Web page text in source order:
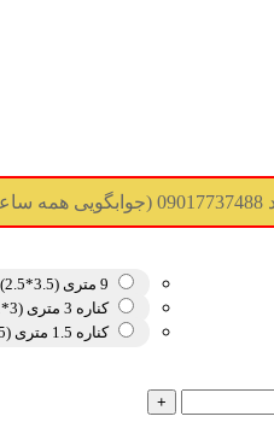
9 متری (3.5*2.5)
کناره 3 متری (3*1)
کناره 1.5 متری (1.5*1)